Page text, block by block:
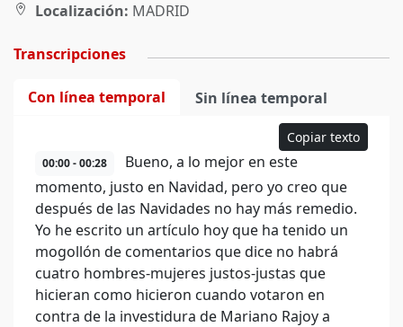
Localización: MADRID
Transcripciones
Con línea temporal Sin línea temporal
Copiar texto
00:00 - 00:28
Bueno, a lo mejor en este
momento, justo en Navidad, pero yo creo que
después de las Navidades no hay más remedio.
Yo he escrito un artículo hoy que ha tenido un
mogollón de comentarios que dice no habrá
cuatro hombres-mujeres justos-justas que
hicieran como hicieron cuando votaron en
contra de la investidura de Mariano Rajoy a